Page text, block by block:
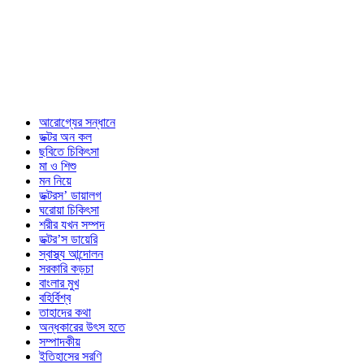
আরোগ্যের সন্ধানে
ডক্টর অন কল
ছবিতে চিকিৎসা
মা ও শিশু
মন নিয়ে
ডক্টরস’ ডায়ালগ
ঘরোয়া চিকিৎসা
শরীর যখন সম্পদ
ডক্টর’স ডায়েরি
স্বাস্থ্য আন্দোলন
সরকারি কড়চা
বাংলার মুখ
বহির্বিশ্ব
তাহাদের কথা
অন্ধকারের উৎস হতে
সম্পাদকীয়
ইতিহাসের সরণি